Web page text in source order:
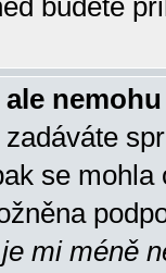
budete
se
mi méně